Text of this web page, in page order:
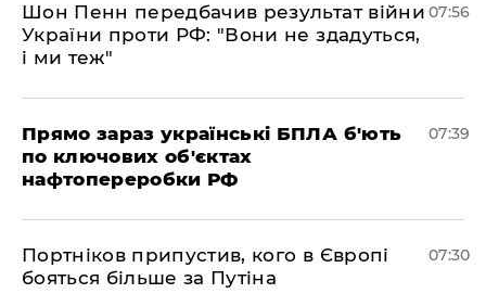
Шон Пенн передбачив результат війни
України проти РФ: "Вони не здадуться,
і ми теж"
07:56
Прямо зараз українські БПЛА б'ють
по ключових об'єктах
нафтопереробки РФ
07:39
Портніков припустив, кого в Європі
бояться більше за Путіна
07:30